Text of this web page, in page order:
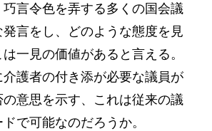
巧言令色を弄する多くの国会議
発言をし、どのような態度を見
一見の価値があると言える。
護者の付き添が必要な議員が
意思を示す、これは従来の議
で可能なのだろうか。